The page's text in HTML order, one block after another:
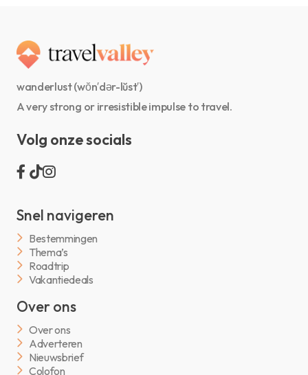
wanderlust (wŏn′dər-lŭst′)
A very strong or irresistible impulse to travel.
Volg onze socials
Snel navigeren
Bestemmingen
Thema’s
Roadtrip
Vakantiedeals
Over ons
Over ons
Adverteren
Nieuwsbrief
Colofon